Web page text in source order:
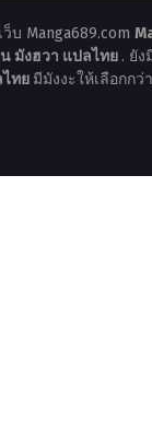
ว็บ Manga689.com
มังฮวา แปลไทย . ยั
ทย มีมังงะให้เลือกกว่